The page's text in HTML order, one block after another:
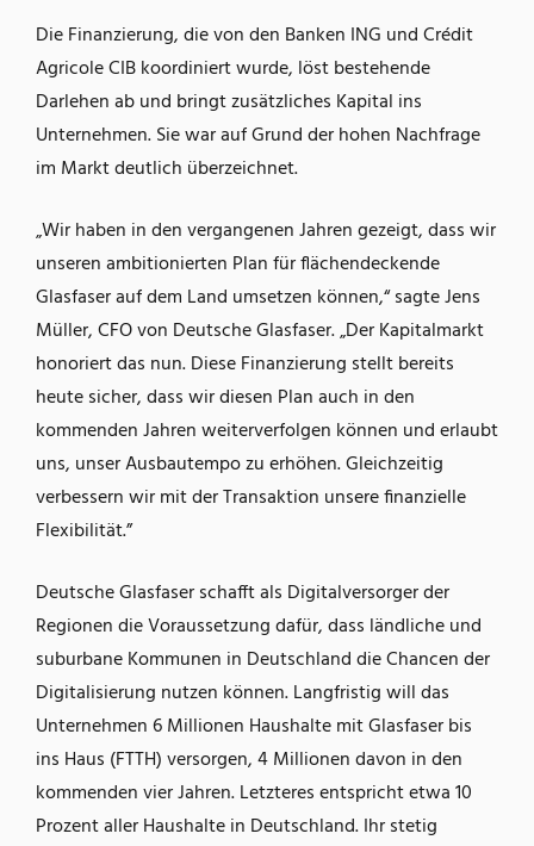
Die Finanzierung, die von den Banken ING und Crédit
Agricole CIB koordiniert wurde, löst bestehende
Darlehen ab und bringt zusätzliches Kapital ins
Unternehmen. Sie war auf Grund der hohen Nachfrage
im Markt deutlich überzeichnet.
„Wir haben in den vergangenen Jahren gezeigt, dass wir
unseren ambitionierten Plan für flächendeckende
Glasfaser auf dem Land umsetzen können,“ sagte Jens
Müller, CFO von Deutsche Glasfaser. „Der Kapitalmarkt
honoriert das nun. Diese Finanzierung stellt bereits
heute sicher, dass wir diesen Plan auch in den
kommenden Jahren weiterverfolgen können und erlaubt
uns, unser Ausbautempo zu erhöhen. Gleichzeitig
verbessern wir mit der Transaktion unsere finanzielle
Flexibilität.”
Deutsche Glasfaser schafft als Digitalversorger der
Regionen die Voraussetzung dafür, dass ländliche und
suburbane Kommunen in Deutschland die Chancen der
Digitalisierung nutzen können. Langfristig will das
Unternehmen 6 Millionen Haushalte mit Glasfaser bis
ins Haus (FTTH) versorgen, 4 Millionen davon in den
kommenden vier Jahren. Letzteres entspricht etwa 10
Prozent aller Haushalte in Deutschland. Ihr stetig